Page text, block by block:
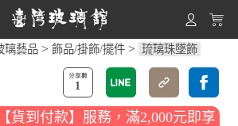
璃藝品 >飾品/掛飾/擺件 > 琉璃珠墜飾
1
貨到付款】服務，滿2,000元即享